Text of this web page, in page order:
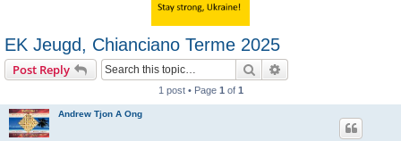
EK Jeugd, Chianciano Terme 2025
Post Reply Search
1 post • Page 1 of 1
Andrew Tjon A Ong